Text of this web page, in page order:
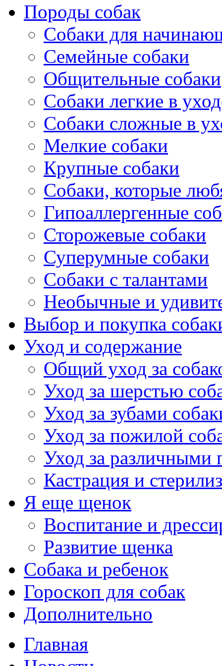
Породы собак
Собаки для
Семейные собаки
Общительные собаки
Собаки легкие в
Собаки сложные в
Мелкие собаки
Крупные собаки
Собаки, которые
Гипоаллергенные
Сторожевые собаки
Суперумные собаки
Собаки с талантами
Необычные и
Выбор и покупка
Уход и содержание
Общий уход за
Уход за шерстью
Уход за зубами
Уход за пожилой
Уход за различными
Кастрация и
Я еще щенок
Воспитание и
Развитие щенка
Собака и ребенок
Гороскоп для собак
Дополнительно
Главная